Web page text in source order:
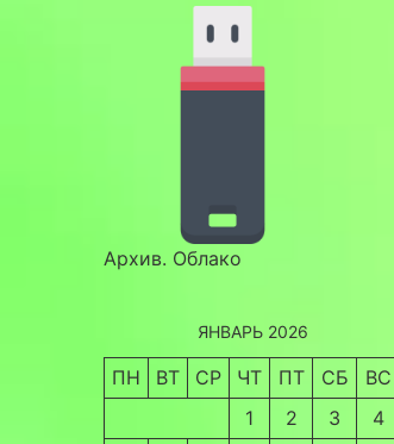
Архив. Облако
ЯНВАРЬ 2026
ПН ВТ СР ЧТ ПТ СБ
ВС
1
2 3
4